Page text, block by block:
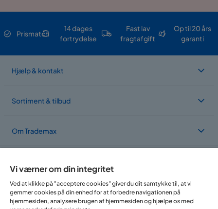
Prismatch
14 dages
fortrydelse
Fast lav
fragtafgift
Op til 20 års
garanti
Hjælp & kontakt
Sortiment & tilbud
Om Trademax
Vi findes i flere forskellige lande
Vi værner om din integritet
Ved at klikke på "acceptere cookies" giver du dit samtykke til, at vi
gemmer cookies på din enhed for at forbedre navigationen på
hjemmesiden, analysere brugen af hjemmesiden og hjælpe os med